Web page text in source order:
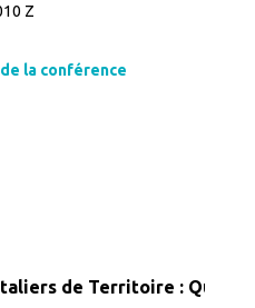
Z
la conférence
de Territoire :